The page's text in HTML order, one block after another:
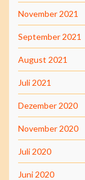
November 2021
September 2021
August 2021
Juli 2021
Dezember 2020
November 2020
Juli 2020
Juni 2020